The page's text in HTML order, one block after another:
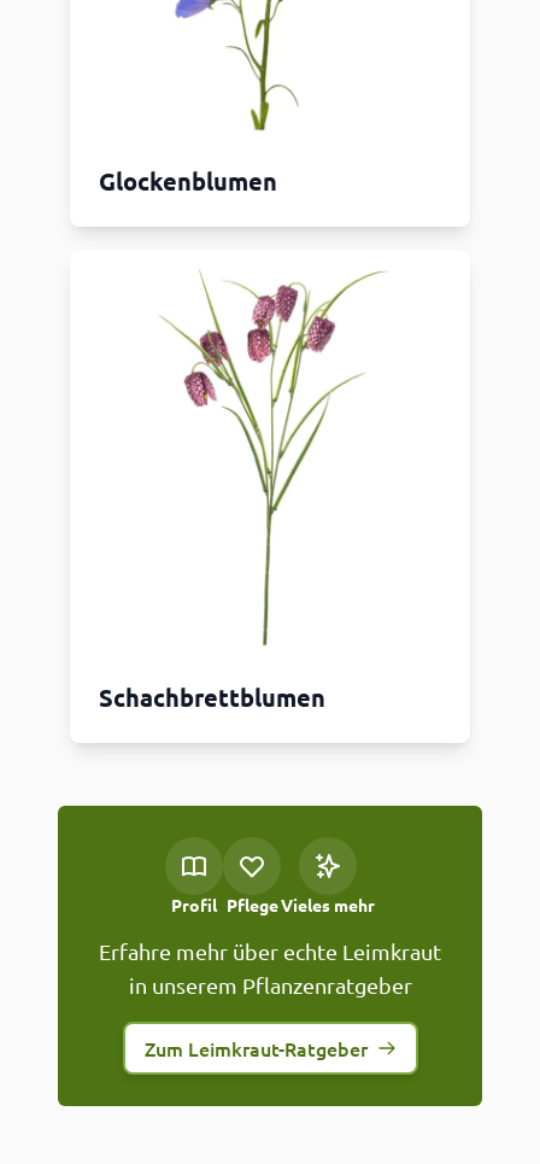
Glockenblumen
Schachbrettblumen
Profil PflegeVieles mehr
Erfahre mehr über echte Leimkraut
in unserem Pflanzenratgeber
Zum Leimkraut-Ratgeber